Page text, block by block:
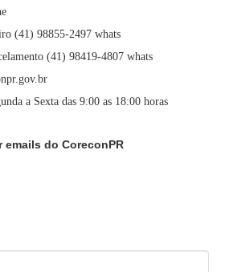
(41) 98855-2497 whats
(41) 98419-4807 whats
a Sexta das 9:00 as 18:00 horas
emails do CoreconPR